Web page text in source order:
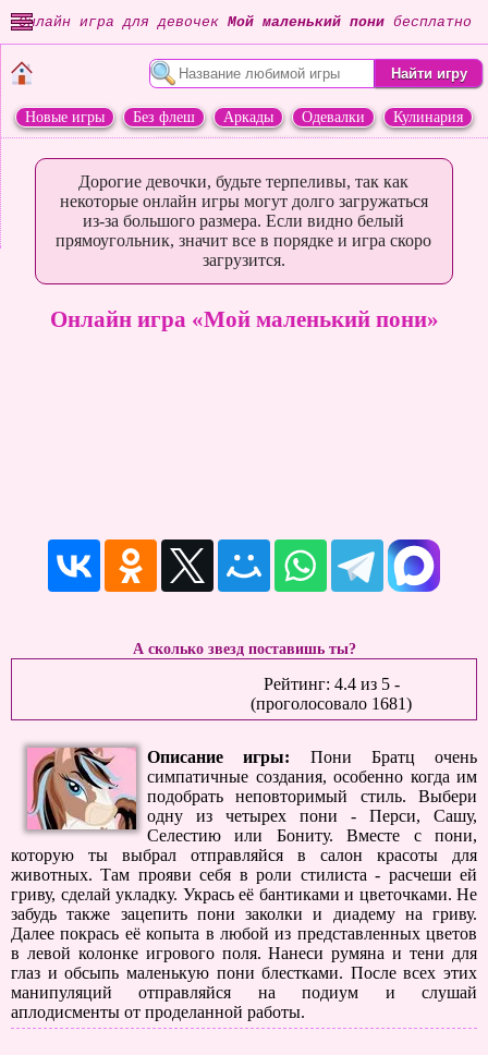
Онлайн игра для девочек Мой маленький пони бесплатно
Новые игры Без флеш Аркады Одевалки
Кулинария
Дорогие девочки, будьте терпеливы, так как
некоторые онлайн игры могут долго загружаться
из-за большого размера. Если видно белый
прямоугольник, значит все в порядке и игра скоро
загрузится.
Онлайн игра «Мой маленький пони»
А сколько звезд поставишь ты?
Рейтинг: 4.4из 5-
(проголосовало 1681)
Описание игры:
Пони Братц очень
симпатичные создания, особенно когда им
подобрать неповторимый стиль. Выбери
одну из четырех пони - Перси, Сашу,
Селестию или Бониту. Вместе с пони,
которую ты выбрал отправляйся в салон красоты для
животных. Там прояви себя в роли стилиста - расчеши ей
гриву, сделай укладку. Укрась её бантиками и цветочками. Не
забудь также зацепить пони заколки и диадему на гриву.
Далее покрась её копыта в любой из представленных цветов
в левой колонке игрового поля. Нанеси румяна и тени для
глаз и обсыпь маленькую пони блестками. После всех этих
манипуляций отправляйся на подиум и слушай
аплодисменты от проделанной работы.